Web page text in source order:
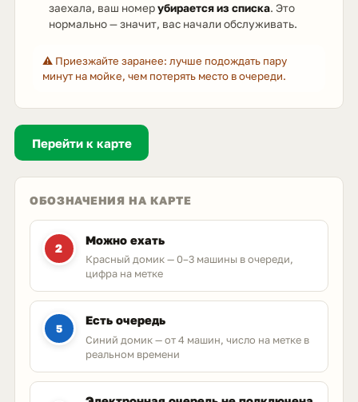
заехала, ваш номерубирается из списка. Это
нормально — значит, вас начали обслуживать.
⚠️ Приезжайте заранее: лучше подождать пару
минут на мойке, чем потерять место в очереди.
Перейти к карте
ОБОЗНАЧЕНИЯ НА КАРТЕ
2
Можно ехать
Красный домик — 0–3 машины в очереди,
цифра на метке
5
Есть очередь
Синий домик — от 4 машин, число на метке в
реальном времени